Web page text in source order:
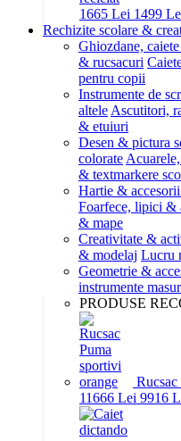
1665 Lei 1499
Rechizite scolare &
Ghiozdane,
& rucsacuri
pentru copii
Instrumente de
altele Ascutitori,
& etuiuri
Desen & pictura
colorate
& textmarkere
Hartie & accesorii
Foarfece, lipici &
& mape
Creativitate &
& modelaj Lucru
Geometrie &
instrumente
PRODUSE
11666 Lei 9916